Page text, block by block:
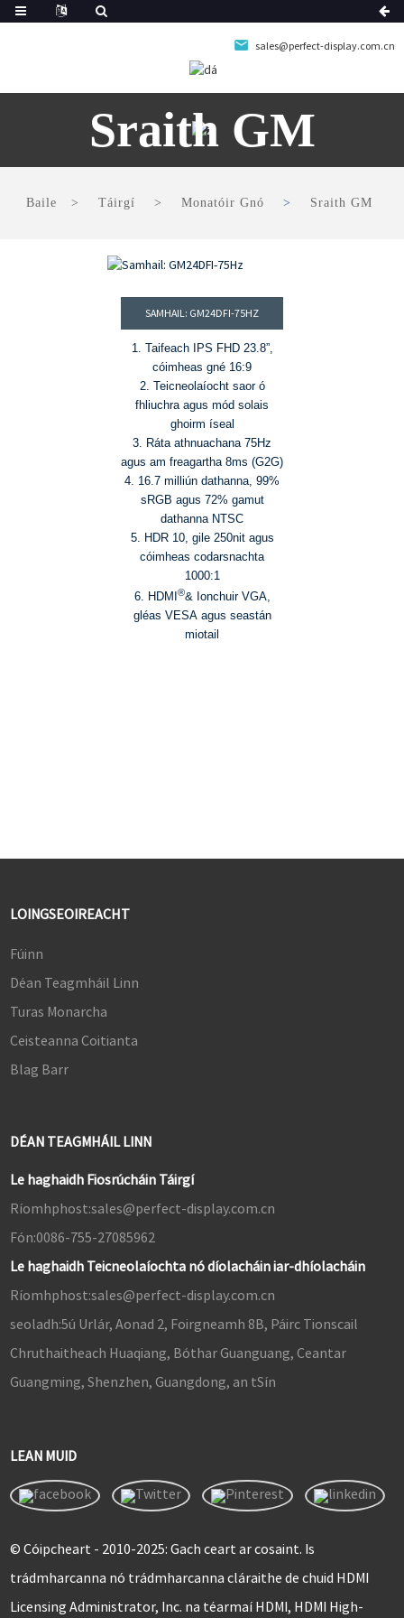
sales@perfect-display.com.cn
Sraith GM
Baile Táirgí Monatóir Gnó Sraith GM
SAMHAIL: GM24DFI-75HZ
1. Taifeach IPS FHD 23.8”,
cóimheas gné 16:9
2. Teicneolaíocht saor ó
fhliuchra agus mód solais
ghoirm íseal
3. Ráta athnuachana 75Hz
agus am freagartha 8ms (G2G)
4. 16.7 milliún dathanna, 99%
sRGB agus 72% gamut
dathanna NTSC
5. HDR 10, gile 250nit agus
cóimheas codarsnachta
1000:1
6. HDMI ®& Ionchuir VGA,
gléas VESA agus seastán
miotail
LOINGSEOIREACHT
Fúinn
Déan Teagmháil Linn
Turas Monarcha
Ceisteanna Coitianta
Blag Barr
DÉAN TEAGMHÁIL LINN
Le haghaidh Fiosrúcháin Táirgí
Ríomhphost:sales@perfect-display.com.cn
Fón:0086-755-27085962
Le haghaidh Teicneolaíochta nó díolacháin iar-dhíolacháin
Ríomhphost:sales@perfect-display.com.cn
seoladh:5ú Urlár, Aonad 2, Foirgneamh 8B, Páirc Tionscail
Chruthaitheach Huaqiang, Bóthar Guanguang, Ceantar
Guangming, Shenzhen, Guangdong, an tSín
LEAN MUID
© Cóipcheart - 2010-2025: Gach ceart ar cosaint. Is
trádmharcanna nó trádmharcanna cláraithe de chuid HDMI
Licensing Administrator, Inc. na téarmaí HDMI, HDMI High-